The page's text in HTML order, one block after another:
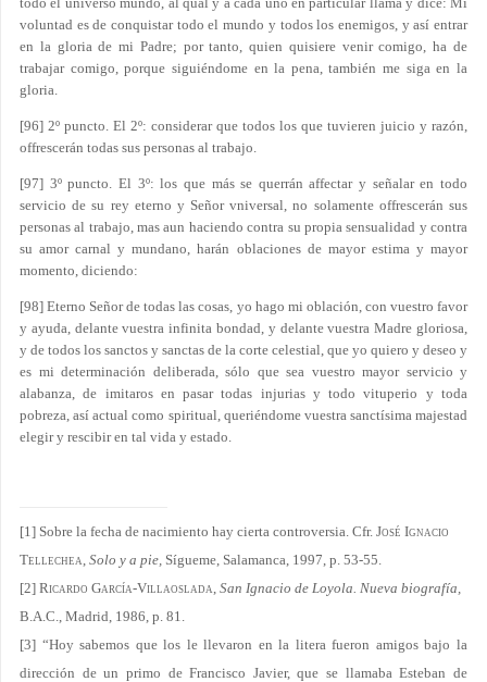
voluntad es de conquistar todo el mundo y todos los enemigos, y así entrar
en la gloria de mi Padre; por tanto, quien quisiere venir comigo, ha de
trabajar comigo, porque siguiéndome en la pena, también me siga en la
gloria.
[96] 2º puncto. El 2º: considerar que todos los que tuvieren juicio y razón,
offrescerán todas sus personas al trabajo.
[97] 3º puncto. El 3º: los que más se querrán affectar y señalar en todo
servicio de su rey eterno y Señor vniversal, no solamente offrescerán sus
personas al trabajo, mas aun haciendo contra su propia sensualidad y contra
su amor carnal y mundano, harán oblaciones de mayor estima y mayor
momento, diciendo:
[98] Eterno Señor de todas las cosas, yo hago mi oblación, con vuestro favor
y ayuda, delante vuestra infinita bondad, y delante vuestra Madre gloriosa,
y de todos los sanctos y sanctas de la corte celestial, que yo quiero y deseo y
es mi determinación deliberada, sólo que sea vuestro mayor servicio y
alabanza, de imitaros en pasar todas injurias y todo vituperio y toda
pobreza, así actual como spiritual, queriéndome vuestra sanctísima majestad
elegir y rescibir en tal vida y estado.
[1] Sobre la fecha de nacimiento hay cierta controversia. Cfr. José Ignacio
Tellechea Solo y a pie, Sígueme, Salamanca, 1997, p. 53-55.
[2] Ricardo García-Villaoslada San Ignacio de Loyola. Nueva biografía,
B.A.C., Madrid, 1986, p. 81.
[3] “Hoy sabemos que los le llevaron en la litera fueron amigos bajo la
dirección de un primo de Francisco Javier, que se llamaba Esteban de